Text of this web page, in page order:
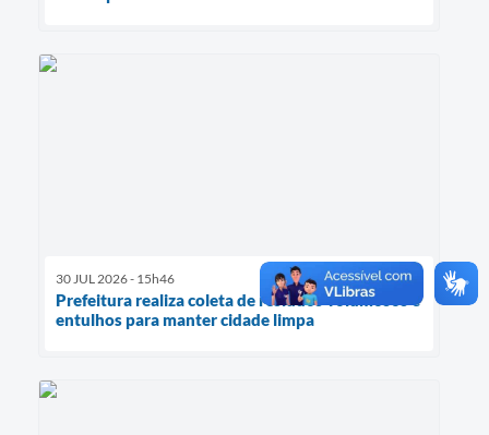
30 JUL 2026 - 15h46
Prefeitura realiza coleta de resíduos volumosos e
entulhos para manter cidade limpa